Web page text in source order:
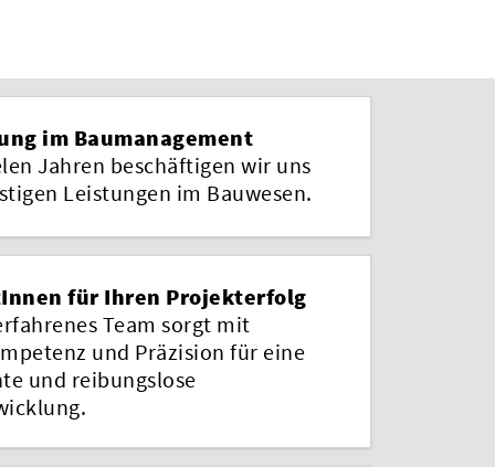
im Baumanagement
Jahren beschäftigen wir uns
Leistungen im Bauwesen.
für Ihren Projekterfolg
Team sorgt mit
und Präzision für eine
und reibungslose